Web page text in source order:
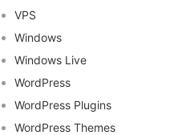
VPS
Windows
Windows Live
WordPress
WordPress Plugins
WordPress Themes